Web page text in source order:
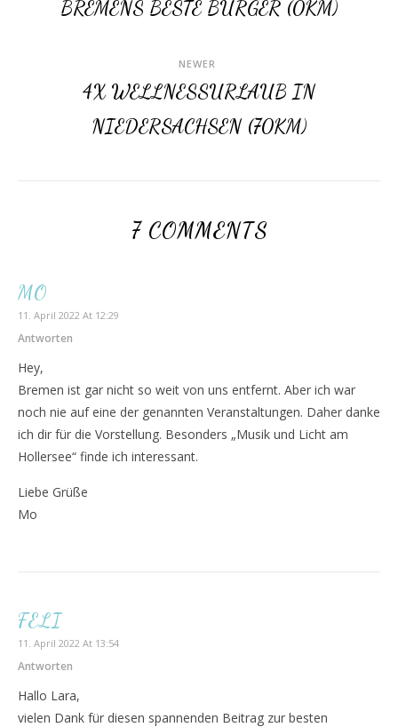
BREMENS BESTE BURGER (0KM)
NEWER
4X WELLNESSURLAUB IN
NIEDERSACHSEN (70KM)
7 COMMENTS
MO
11. April 2022 At 12:29
Antworten
Hey,
Bremen ist gar nicht so weit von uns entfernt. Aber ich war
noch nie auf eine der genannten Veranstaltungen. Daher danke
ich dir für die Vorstellung. Besonders „Musik und Licht am
Hollersee“ finde ich interessant.
Liebe Grüße
Mo
FELI
11. April 2022 At 13:54
Antworten
Hallo Lara,
vielen Dank für diesen spannenden Beitrag zur besten